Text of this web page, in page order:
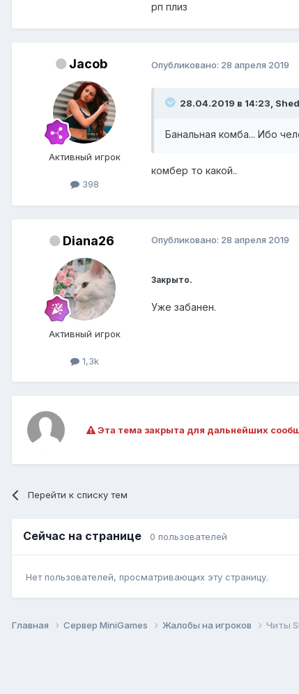
рп плиз
Jacob
Активный игрок
398
Опубликовано: 28 апреля 2019
28.04.2019 в 14:23,
Банальная комба... Ибо
комбер то какой..
Diana26
Активный игрок
1,3k
Опубликовано: 28 апреля 2019
Закрыто.
Уже забанен.
Эта тема закрыта для дальнейших
Перейти к списку тем
Сейчас на странице 0 пользователей
Нет пользователей, просматривающих эту страницу.
Главная Сервер MiniGames Жалобы на игроков Читы